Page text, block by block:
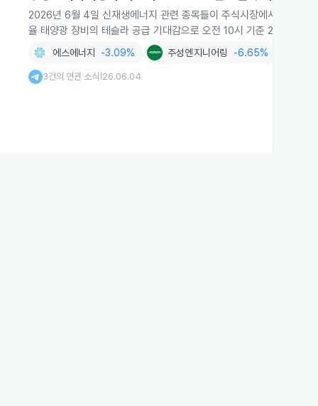
2026년 6월 4일 신재생에너지 관련 종목들이 주식시장에서 큰 폭으
율 태양광 장비의 테슬라 공급 기대감으로 오전 10시 기준 24.9%
에스에너지 -3.09% 주성엔지니어링 -6.65%
3건의 연관 소식 26.06.04